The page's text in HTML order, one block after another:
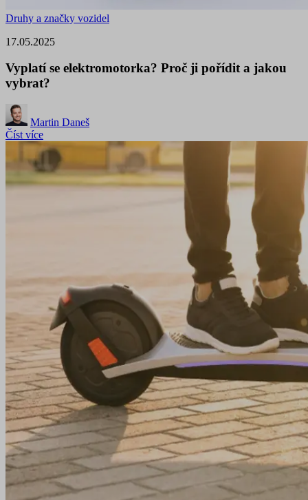
Druhy a značky vozidel
17.05.2025
Vyplatí se elektromotorka? Proč ji pořídit a jakou
vybrat?
Martin Daneš
Číst více